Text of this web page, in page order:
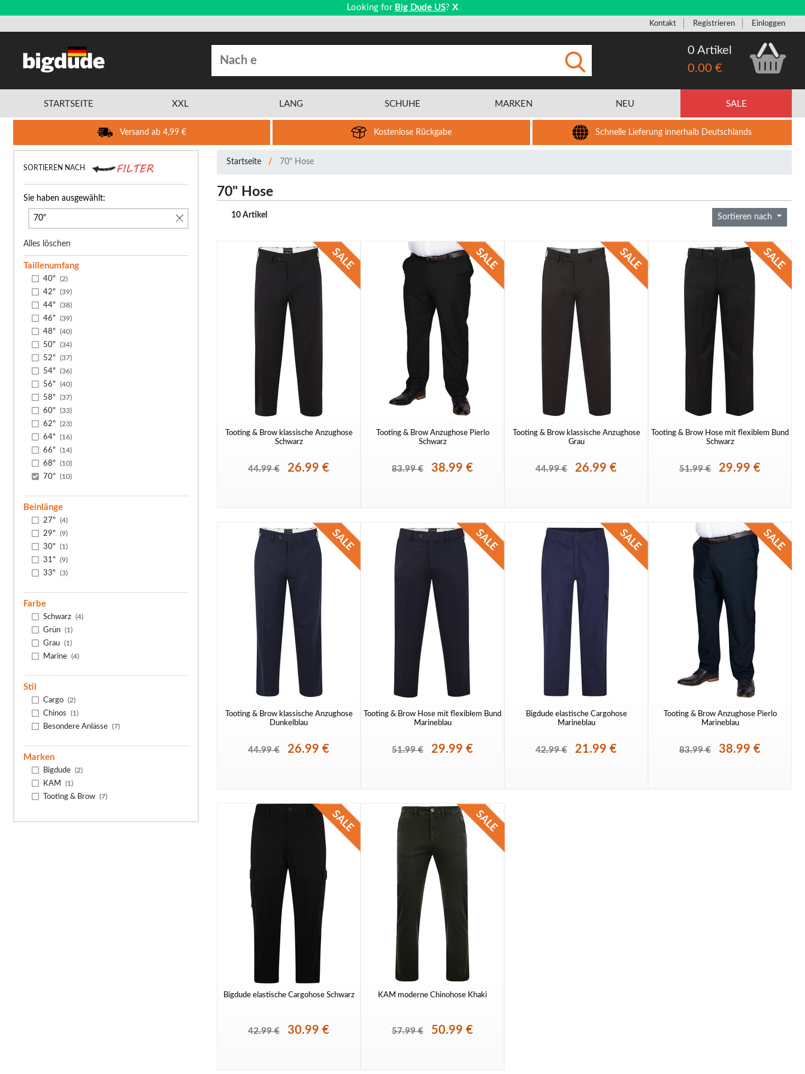
Looking for Big Dude US? X
Kontakt Registrieren Einloggen
0 Artikel
0.00 €
STARTSEITE XXL LANG SCHUHE MARKEN NEU SALE
Versand ab 4,99 € Kostenlose Rückgabe Schnelle Lieferung innerhalb Deutschlands
SORTIEREN NACH
Sie haben ausgewählt:
70"
Alles löschen
Taillenumfang
40" (2)
42" (39)
44" (38)
46" (39)
48" (40)
50" (34)
52" (37)
54" (36)
56" (40)
58" (37)
60" (33)
62" (23)
64" (16)
66" (14)
68" (10)
70" (10)
Beinlänge
27" (4)
29" (9)
30" (1)
31" (9)
33" (3)
Farbe
Schwarz (4)
Grün (1)
Grau (1)
Marine (4)
Stil
Cargo (2)
Chinos (1)
Besondere Anlässe (7)
Marken
Bigdude (2)
KAM (1)
Tooting & Brow (7)
Startseite 70" Hose
70" Hose
10 Artikel Sortieren nach
Tooting & Brow klassische Anzughose
Schwarz
44.99 € 26.99 €
Tooting & Brow Anzughose Pierlo
Schwarz
83.99 € 38.99 €
Tooting & Brow klassische Anzughose
Grau
44.99 € 26.99 €
Tooting & Brow Hose mit flexiblem Bund
Schwarz
51.99 € 29.99 €
Tooting & Brow klassische Anzughose
Dunkelblau
44.99 € 26.99 €
Tooting & Brow Hose mit flexiblem Bund
Marineblau
51.99 € 29.99 €
Bigdude elastische Cargohose
Marineblau
42.99 € 21.99 €
Tooting & Brow Anzughose Pierlo
Marineblau
83.99 € 38.99 €
Bigdude elastische Cargohose Schwarz
42.99 € 30.99 €
KAM moderne Chinohose Khaki
57.99 € 50.99 €